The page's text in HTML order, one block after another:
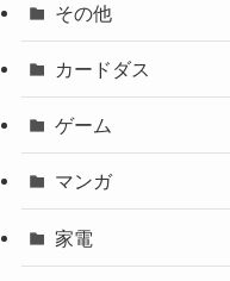
その他
カードダス
ゲーム
マンガ
家電